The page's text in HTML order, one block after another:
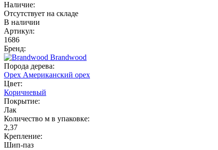
Наличие:
Отсутствует на складе
В наличии
Артикул:
1686
Бренд:
Brandwood
Порода дерева:
Орех Американский орех
Цвет:
Коричневый
Покрытие:
Лак
Количество м в упаковке:
2,37
Крепление:
Шип-паз